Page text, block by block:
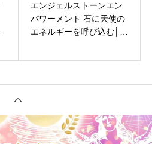
エンジェルストーンエン
パワーメント 石に天使の
エネルギーを呼び込む│エ